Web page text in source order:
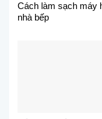
Cách làm sạch máy
nhà bếp